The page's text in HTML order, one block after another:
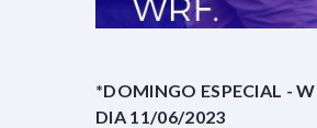
*DOMINGO ESPECIAL -
DIA 11/06/2023